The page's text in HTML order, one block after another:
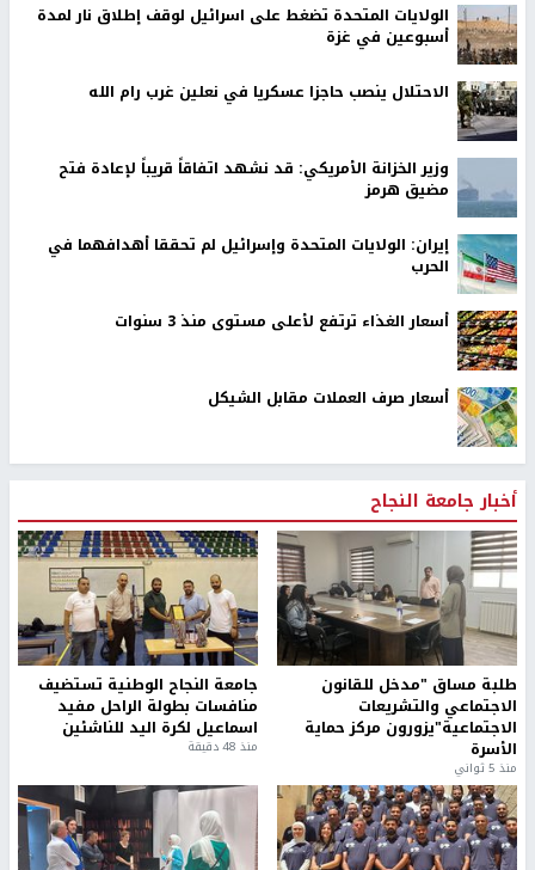
الولايات المتحدة تضغط على اسرائيل لوقف إطلاق نار لمدة
أسبوعين في غزة
الاحتلال ينصب حاجزا عسكريا في نعلين غرب رام الله
وزير الخزانة الأمريكي: قد نشهد اتفاقاً قريباً لإعادة فتح
مضيق هرمز
إيران: الولايات المتحدة وإسرائيل لم تحققا أهدافهما في
الحرب
أسعار الغذاء ترتفع لأعلى مستوى منذ 3 سنوات
أسعار صرف العملات مقابل الشيكل
أخبار جامعة النجاح
طلبة مساق "مدخل للقانون
الاجتماعي والتشريعات
الاجتماعية"يزورون مركز حماية
الأسرة
منذ 5 ثواني
جامعة النجاح الوطنية تستضيف
منافسات بطولة الراحل مفيد
اسماعيل لكرة اليد للناشئين
منذ 48 دقيقة